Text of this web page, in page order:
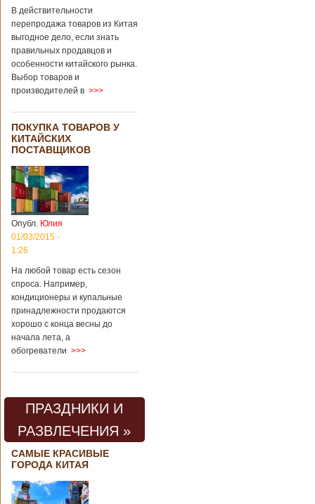
В действительности
перепродажа товаров из Китая
выгодное дело, если знать
правильных продавцов и
особенности китайского рынка.
Выбор товаров и
производителей в >>>
ПОКУПКА ТОВАРОВ У
КИТАЙСКИХ
ПОСТАВЩИКОВ
Опубл. Юлия
01/03/2015 -
1:26
На любой товар есть сезон
спроса. Например,
кондиционеры и купальные
принадлежности продаются
хорошо с конца весны до
начала лета, а
обогреватели >>>
ПРАЗДНИКИ И
РАЗВЛЕЧЕНИЯ »
САМЫЕ КРАСИВЫЕ
ГОРОДА КИТАЯ